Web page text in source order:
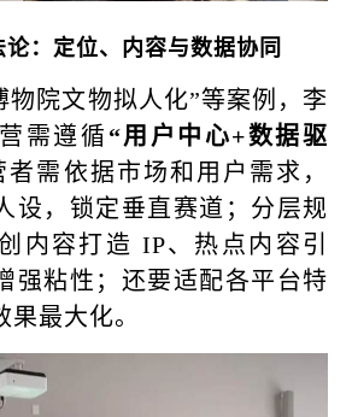
：定位、内容与数据协同
物院文物拟人化”等案例，李
需遵循 “用户中心+数据驱
需依据市场和用户需求，
设，锁定垂直赛道；分层规
内容打造 IP、热点内容引
强粘性；还要适配各平台特
最大化。